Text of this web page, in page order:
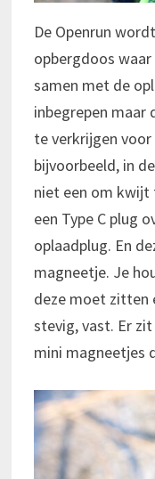
De Openrun
opbergdoos
samen met de
inbegrepen maar
te verkrijgen
bijvoorbeeld, in
niet een om kwijt
een Type C plug
oplaadplug. En
magneetje. Je
deze moet zitten
stevig, vast. Er
mini magneetjes